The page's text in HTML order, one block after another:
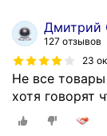
Дмитрий
127 отзывов
23
Не все товары
хотя говорят